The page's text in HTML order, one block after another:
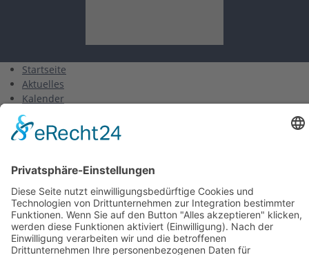
Startseite
Aktuelles
Kalender
Verein
Kurse
Training
Wettkampf
Finswimming
Triathlon
Veranstaltungen
Unsere Wettkämpfe
Pokalschwimmfest